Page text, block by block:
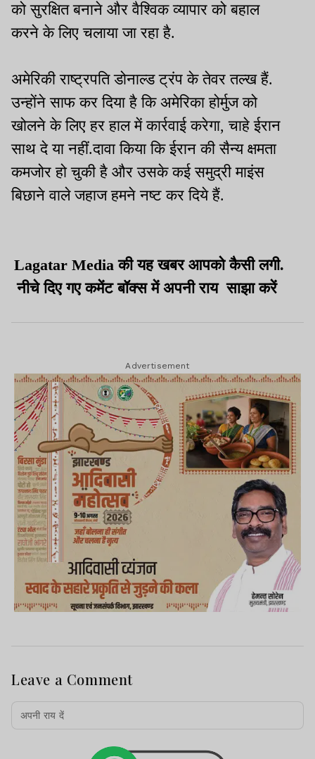
को सुरक्षित बनाने और वैश्विक व्यापार को बहाल
करने के लिए चलाया जा रहा है.
अमेरिकी राष्ट्रपति डोनाल्ड ट्रंप के तेवर तल्ख हैं.
उन्होंने साफ कर दिया है कि अमेरिका होर्मुज को
खोलने के लिए हर हाल में कार्रवाई करेगा, चाहे ईरान
साथ दे या नहीं.दावा किया कि ईरान की सैन्य क्षमता
कमजोर हो चुकी है और उसके कई समुद्री माइंस
बिछाने वाले जहाज हमने नष्ट कर दिये हैं.
Lagatar Media की यह खबर आपको कैसी लगी.
नीचे दिए गए कमेंट बॉक्स में अपनी राय साझा करें
Advertisement
Leave a Comment